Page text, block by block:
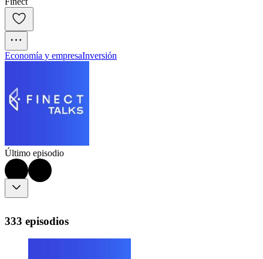
Economía y empresaInversión
Último episodio
333 episodios